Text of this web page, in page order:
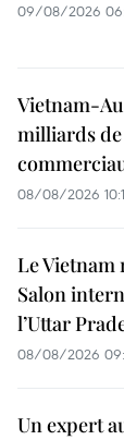
09/08/2026
Vietnam-
milliards de
08/08/2026
Le Vietnam
Salon
l’Uttar
08/08/2026
Un expert